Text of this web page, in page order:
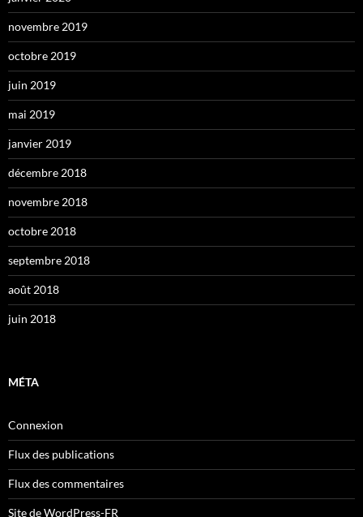
novembre 2019
octobre 2019
juin 2019
mai 2019
janvier 2019
décembre 2018
novembre 2018
octobre 2018
septembre 2018
août 2018
juin 2018
MÉTA
Connexion
Flux des publications
Flux des commentaires
Site de WordPress-FR